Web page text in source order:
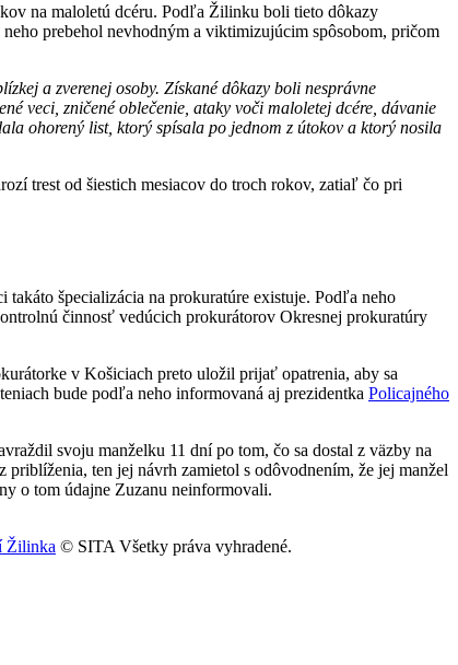
na maloletú dcéru. Podľa Žilinku boli tieto dôkazy
prebehol nevhodným a viktimizujúcim spôsobom, pričom
a zverenej osoby. Získané dôkazy boli nesprávne
veci, zničené oblečenie, ataky voči maloletej dcére, dávanie
ohorený list, ktorý spísala po jednom z útokov a ktorý nosila
trest od šiestich mesiacov do troch rokov, zatiaľ čo pri
špecializácia na prokuratúre existuje. Podľa neho
činnosť vedúcich prokurátorov Okresnej prokuratúry
v Košiciach preto uložil prijať opatrenia, aby sa
bude podľa neho informovaná aj prezidentka Policajného
svoju manželku 11 dní po tom, čo sa dostal z väzby na
ten jej návrh zamietol s odôvodnením, že jej manžel
o tom údajne Zuzanu neinformovali.
Žilinka © SITA Všetky práva vyhradené.